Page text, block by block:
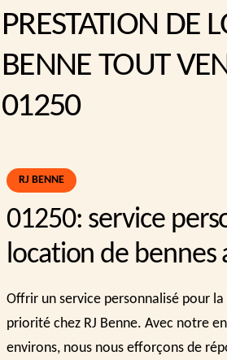
PRESTATION DE
BENNE TOUT
01250
RJ BENNE
01250: service
location de bennes
Offrir un service personnalisé pour
priorité chez RJ Benne. Avec notre
environs, nous nous efforçons de